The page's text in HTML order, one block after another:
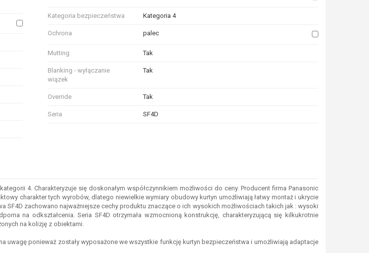
Kategoria bezpieczeństwa Kategoria 4
Ochrona palec
Mutting Tak
Blanking - wyłączanie
wiązek
Tak
Override Tak
Seria SF4D
4. Charakteryzuje się doskonałym współczynnikiem możliwości do ceny. Producent firma Panasonic
charakter tych wyrobów, dlatego niewielkie wymiary obudowy kurtyn umożliwiają łatwy montaż i ukrycie
zachowano najważniejsze cechy produktu znaczące o ich wysokich możliwościach takich jak : wysoki
na odkształcenia. Seria SF4D otrzymała wzmocnioną konstrukcję, charakteryzującą się kilkukrotnie
na kolizję z obiektami.
uwagę ponieważ zostały wyposażone we wszystkie funkcję kurtyn bezpieczeństwa i umożliwiają adaptacje